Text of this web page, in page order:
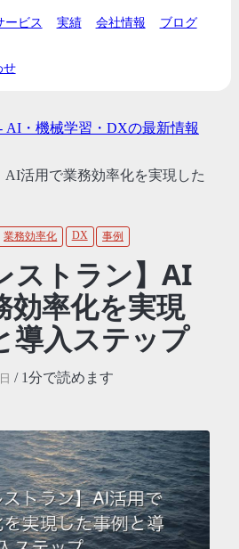
ービス 実績 会社情報 ブログ
せ
AI・機械学習・DXの最新情報
AI活用で業務効率化を実現した
業務効率化 DX 事例
ストラン】AI
効率化を実現
導入ステップ
/ 1分で読めます